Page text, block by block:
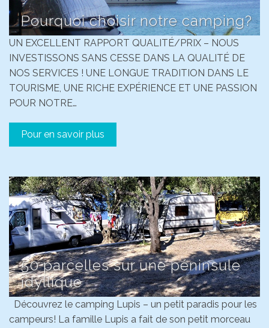
Pourquoi choisir notre camping?
UN EXCELLENT RAPPORT QUALITÉ/PRIX – NOUS
INVESTISSONS SANS CESSE DANS LA QUALITÉ DE
NOS SERVICES ! UNE LONGUE TRADITION DANS LE
TOURISME, UNE RICHE EXPÉRIENCE ET UNE PASSION
POUR NOTRE…
Pour en savoir plus
50 parcelles sur une péninsule
idyllique
Découvrez le camping Lupis – un petit paradis pour les
campeurs! La famille Lupis a fait de son petit morceau